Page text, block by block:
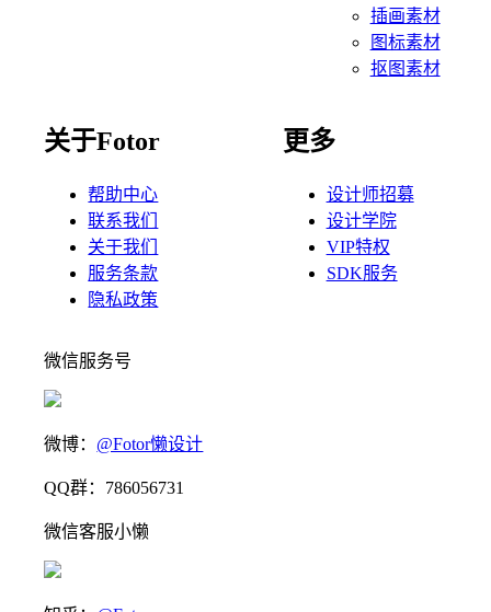
插画素材
图标素材
抠图素材
关于Fotor
帮助中心
联系我们
关于我们
服务条款
隐私政策
更多
设计师招募
设计学院
VIP特权
SDK服务
微信服务号
微博： @Fotor懒设计
QQ群：786056731
微信客服小懒